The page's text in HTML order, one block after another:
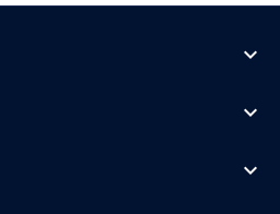
expand_more
expand_more
expand_more